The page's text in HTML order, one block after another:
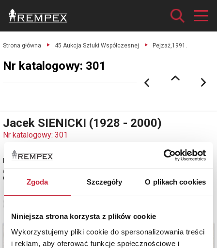
Zgoda Szczegóły O plikach cookies
Niniejsza strona korzysta z plików cookie
Wykorzystujemy pliki cookie do spersonalizowania treści
i reklam, aby oferować funkcje społecznościowe i
Strona główna 45 Aukcja Sztuki Współczesnej Pejzaż,1991.
Nr katalogowy: 301
Jacek SIENICKI (1928 - 2000)
Nr katalogowy: 301
Pejzaż,1991
akwarela na podrysowaniu ołówkiem sygn. i dat. p.d.: J.Sienicki 91
Ostrowik